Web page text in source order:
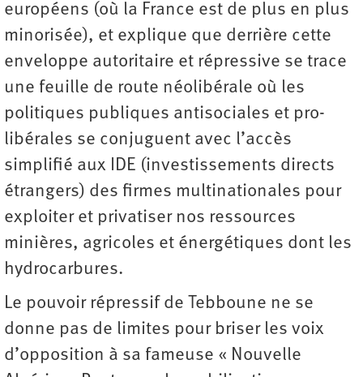
européens (où la France est de plus en plus
minorisée), et explique que derrière cette
enveloppe autoritaire et répressive se trace
une feuille de route néolibérale où les
politiques publiques antisociales et pro-
libérales se conjuguent avec l’accès
simplifié aux IDE (investissements directs
étrangers) des firmes multinationales pour
exploiter et privatiser nos ressources
minières, agricoles et énergétiques dont les
hydrocarbures.
Le pouvoir répressif de Tebboune ne se
donne pas de limites pour briser les voix
d’opposition à sa fameuse « Nouvelle